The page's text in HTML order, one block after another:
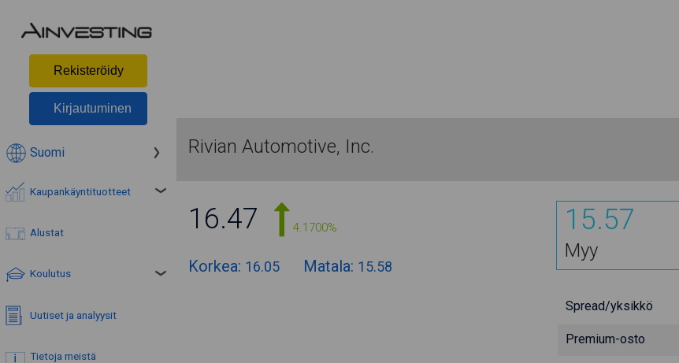
Rekisteröidy
Kirjautuminen
Suomi
Kaupankäyntituotteet
Alustat
Koulutus
Uutiset ja analyysit
Tietoja meistä
Rivian Automotive, Inc.
16.47 4.1700%
Korkea: 16.05 Matala: 15.58
15.57
Myy
Spread/yksikkö
Premium-osto